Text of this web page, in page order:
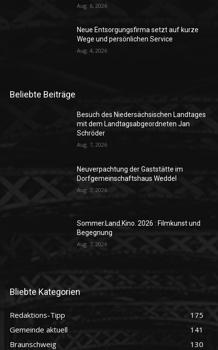
Aug. 6, 2026
Neue Entsorgungsfirma setzt auf kurze
Wege und persönlichen Service
Aug. 4, 2026
Beliebte Beiträge
Besuch des Niedersächsischen Landtages
mit dem Landtagsabgeordneten Jan
Schröder
Aug. 7, 2026
Neuverpachtung der Gaststätte im
Dorfgemeinschaftshaus Weddel
Aug. 7, 2026
Sommer.Land.Kino. 2026 : Filmkunst und
Begegnung
Aug. 7, 2026
Bliebte Kategorien
Redaktions-Tipp
175
Gemeinde aktuell
141
Braunschweig
130